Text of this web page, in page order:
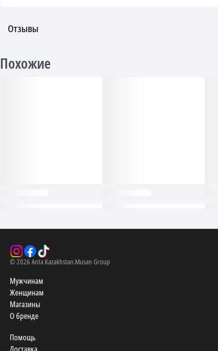
Отзывы
Похожие
©2026 Anta Kazakhstan.Musan Group
Мужчинам
Женщинам
Магазины
О бренде
Помощь